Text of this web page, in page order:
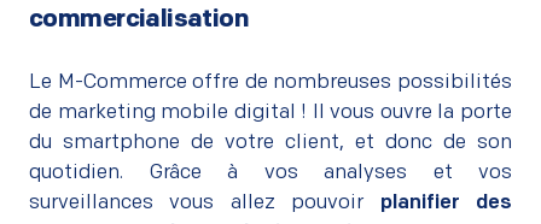
commercialisation
Le M-Commerce offre de nombreuses possibilités
de marketing mobile digital ! Il vous ouvre la porte
du smartphone de votre client, et donc de son
quotidien. Grâce à vos analyses et vos
surveillances vous allez pouvoir planifier des